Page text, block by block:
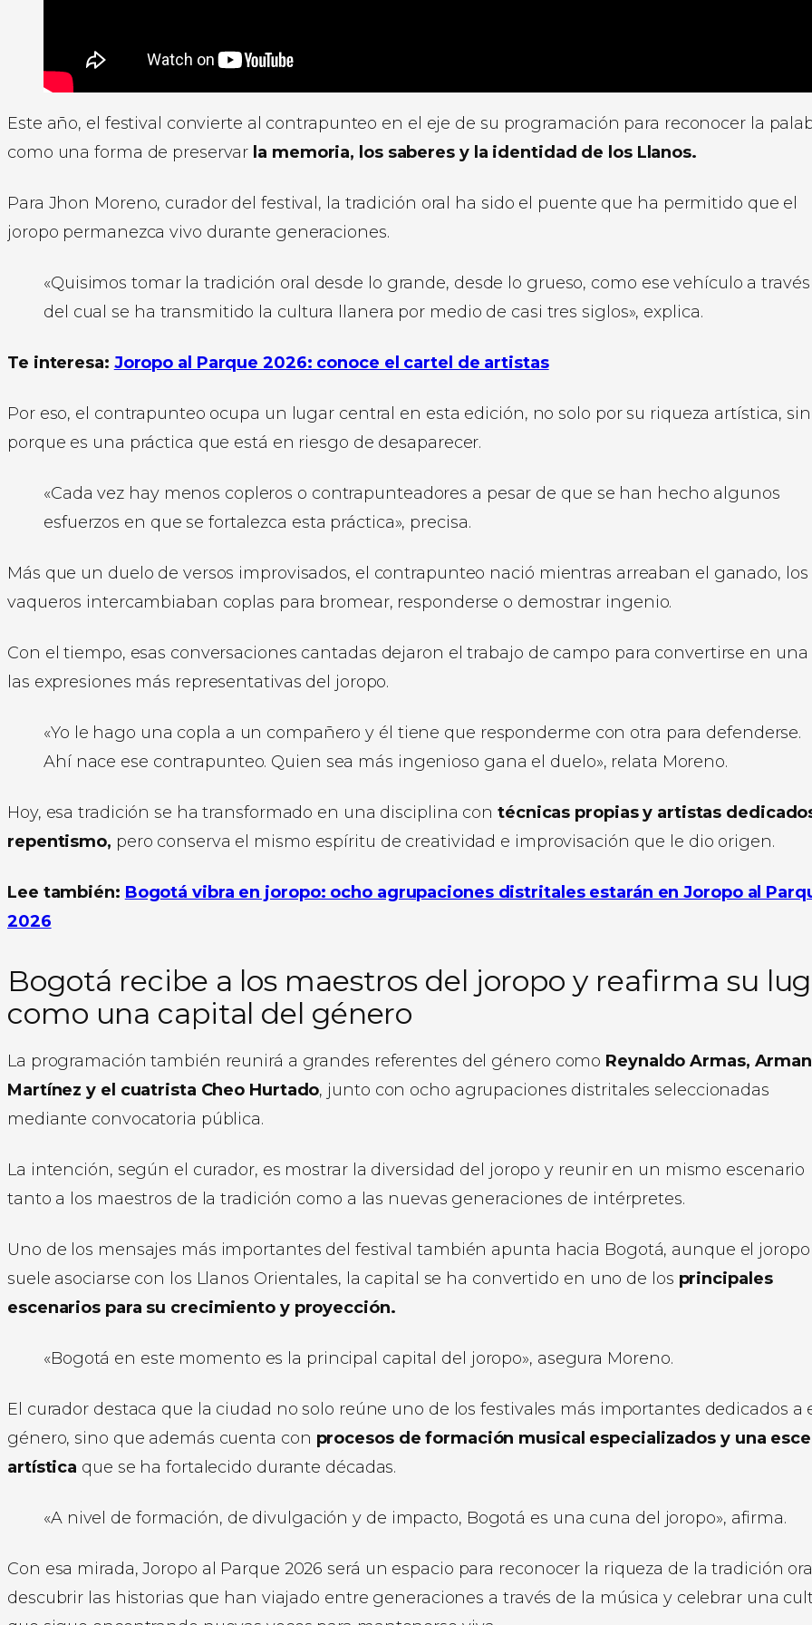
Este año, el festival convierte al contrapunteo en el eje de su programación para reconocer la
como una forma de preservar la memoria, los saberes y la identidad de los Llanos.
Para Jhon Moreno, curador del festival, la tradición oral ha sido el puente que ha permitido que el
joropo permanezca vivo durante generaciones.
«Quisimos tomar la tradición oral desde lo grande, desde lo grueso, como ese vehículo a través
del cual se ha transmitido la cultura llanera por medio de casi tres siglos», explica.
Te interesa: Joropo al Parque 2026: conoce el cartel de artistas
Por eso, el contrapunteo ocupa un lugar central en esta edición, no solo por su riqueza artística,
porque es una práctica que está en riesgo de desaparecer.
«Cada vez hay menos copleros o contrapunteadores a pesar de que se han hecho algunos
esfuerzos en que se fortalezca esta práctica», precisa.
Más que un duelo de versos improvisados, el contrapunteo nació mientras arreaban el ganado, los
vaqueros intercambiaban coplas para bromear, responderse o demostrar ingenio.
Con el tiempo, esas conversaciones cantadas dejaron el trabajo de campo para convertirse en una
las expresiones más representativas del joropo.
«Yo le hago una copla a un compañero y él tiene que responderme con otra para defenderse.
Ahí nace ese contrapunteo. Quien sea más ingenioso gana el duelo», relata Moreno.
Hoy, esa tradición se ha transformado en una disciplina con técnicas propias y artistas
repentismo, pero conserva el mismo espíritu de creatividad e improvisación que le dio origen.
Lee también: Bogotá vibra en joropo: ocho agrupaciones distritales estarán en Joropo al
2026
Bogotá recibe a los maestros del joropo y reafirma su
como una capital del género
La programación también reunirá a grandes referentes del género como Reynaldo Armas,
Martínez y el cuatrista Cheo Hurtado, junto con ocho agrupaciones distritales seleccionadas
mediante convocatoria pública.
La intención, según el curador, es mostrar la diversidad del joropo y reunir en un mismo escenario
tanto a los maestros de la tradición como a las nuevas generaciones de intérpretes.
Uno de los mensajes más importantes del festival también apunta hacia Bogotá, aunque el joropo
suele asociarse con los Llanos Orientales, la capital se ha convertido en uno de los principales
escenarios para su crecimiento y proyección.
«Bogotá en este momento es la principal capital del joropo», asegura Moreno.
El curador destaca que la ciudad no solo reúne uno de los festivales más importantes dedicados a
género, sino que además cuenta con procesos de formación musical especializados y una
artística que se ha fortalecido durante décadas.
«A nivel de formación, de divulgación y de impacto, Bogotá es una cuna del joropo», afirma.
Con esa mirada, Joropo al Parque 2026 será un espacio para reconocer la riqueza de la tradición
descubrir las historias que han viajado entre generaciones a través de la música y celebrar una